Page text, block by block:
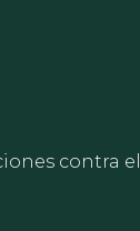
contra